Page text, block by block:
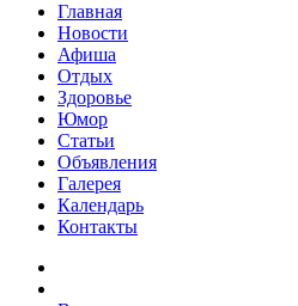
Главная
Новости
Афиша
Отдых
Здоровье
Юмор
Статьи
Объявления
Галерея
Календарь
Контакты